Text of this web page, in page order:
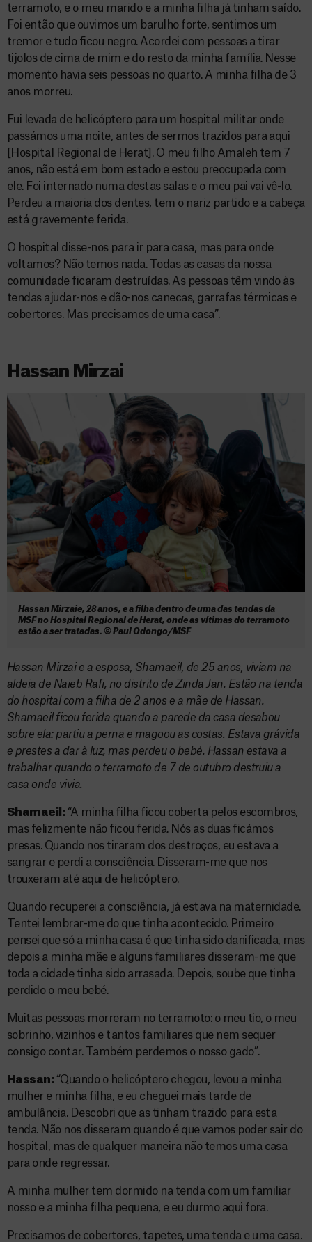
terramoto, e o meu marido e a minha filha já tinham saído.
Foi então que ouvimos um barulho forte, sentimos um
tremor e tudo ficou negro. Acordei com pessoas a tirar
tijolos de cima de mim e do resto da minha família. Nesse
momento havia seis pessoas no quarto. A minha filha de 3
anos morreu.
Fui levada de helicóptero para um hospital militar onde
passámos uma noite, antes de sermos trazidos para aqui
[Hospital Regional de Herat]. O meu filho Amaleh tem 7
anos, não está em bom estado e estou preocupada com
ele. Foi internado numa destas salas e o meu pai vai vê-lo.
Perdeu a maioria dos dentes, tem o nariz partido e a cabeça
está gravemente ferida.
O hospital disse-nos para ir para casa, mas para onde
voltamos? Não temos nada. Todas as casas da nossa
comunidade ficaram destruídas. As pessoas têm vindo às
tendas ajudar-nos e dão-nos canecas, garrafas térmicas e
cobertores. Mas precisamos de uma casa”.
Hassan Mirzai
Hassan Mirzaie, 28 anos, e a filha dentro de uma das tendas da
MSF no Hospital Regional de Herat, onde as vítimas do terramoto
estão a ser tratadas. © Paul Odongo/MSF
Hassan Mirzai e a esposa, Shamaeil, de 25 anos, viviam na
aldeia de Naieb Rafi, no distrito de Zinda Jan. Estão na tenda
do hospital com a filha de 2 anos e a mãe de Hassan.
Shamaeil ficou ferida quando a parede da casa desabou
sobre ela: partiu a perna e magoou as costas. Estava grávida
e prestes a dar à luz, mas perdeu o bebé. Hassan estava a
trabalhar quando o terramoto de 7 de outubro destruiu a
casa onde vivia.
Shamaeil: “A minha filha ficou coberta pelos escombros,
mas felizmente não ficou ferida. Nós as duas ficámos
presas. Quando nos tiraram dos destroços, eu estava a
sangrar e perdi a consciência. Disseram-me que nos
trouxeram até aqui de helicóptero.
Quando recuperei a consciência, já estava na maternidade.
Tentei lembrar-me do que tinha acontecido. Primeiro
pensei que só a minha casa é que tinha sido danificada, mas
depois a minha mãe e alguns familiares disseram-me que
toda a cidade tinha sido arrasada. Depois, soube que tinha
perdido o meu bebé.
Muitas pessoas morreram no terramoto: o meu tio, o meu
sobrinho, vizinhos e tantos familiares que nem sequer
consigo contar. Também perdemos o nosso gado”.
Hassan: “Quando o helicóptero chegou, levou a minha
mulher e minha filha, e eu cheguei mais tarde de
ambulância. Descobri que as tinham trazido para esta
tenda. Não nos disseram quando é que vamos poder sair do
hospital, mas de qualquer maneira não temos uma casa
para onde regressar.
A minha mulher tem dormido na tenda com um familiar
nosso e a minha filha pequena, e eu durmo aqui fora.
Precisamos de cobertores, tapetes, uma tenda e uma casa.